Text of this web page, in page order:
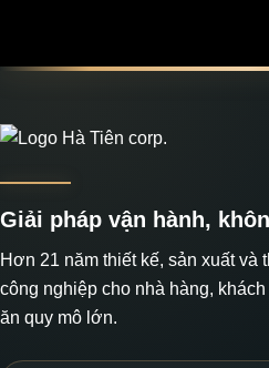
Giải pháp vận hành,
Hơn 21 năm thiết kế, sản xuất và
công nghiệp cho nhà hàng,
ăn quy mô lớn.